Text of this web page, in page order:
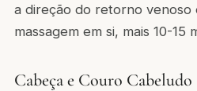
a direção do retorno venoso
massagem em si, mais 10-
Cabeça e Couro